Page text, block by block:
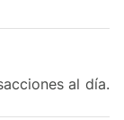
al día.